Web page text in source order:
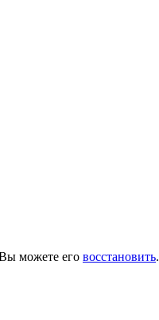
можете его восстановить.